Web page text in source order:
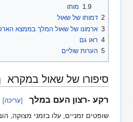
1.9 מותו
2 דמותו של שאול
3 ארמונו של שאול המלך בממצא
4 ראו גם
5 הערות שוליים
סיפורו של שאול במקרא
רקע -רצון העם במלך [עריכה]
שופטים זמניים, עלו בזמני מצוקה,